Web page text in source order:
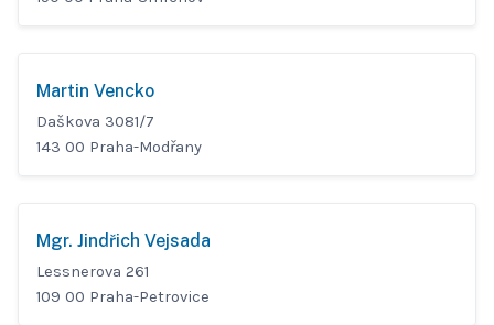
Martin Vencko
Daškova 3081/7
143 00 Praha-Modřany
Mgr. Jindřich Vejsada
Lessnerova 261
109 00 Praha-Petrovice